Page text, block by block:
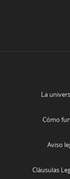
La
Cómo
Aviso
Cláusulas